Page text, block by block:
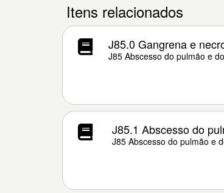
Itens relacionados
J85.0 Gangrena e
J85 Abscesso do pulmão e
J85.1 Abscesso do
J85 Abscesso do pulmão e